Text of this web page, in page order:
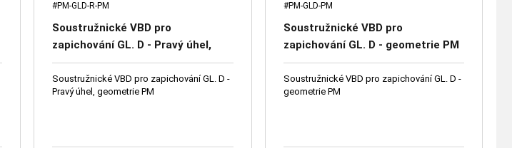
#PM-GLD-R-PM
Soustružnické VBD pro
zapichování GL. D - Pravý úhel,
geometrie PM
Soustružnické VBD pro zapichování GL. D -
Pravý úhel, geometrie PM
#PM-GLD-PM
Soustružnické VBD pro
zapichování GL. D - geometrie PM
Soustružnické VBD pro zapichování GL. D -
geometrie PM